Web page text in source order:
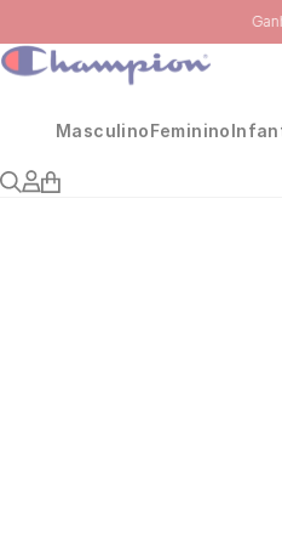
MasculinoFeminino